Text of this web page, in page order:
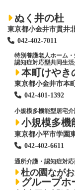
ぬく井の杜
東京都小金井市貫井
042-402-7011
特別養護老人ホーム
認知症対応型共同生
本町けやき
東京都小金井市本
042-401-1392
小規模多機能型居宅
小規模多機
東京都小平市学園
042-402-6611
通所介護・認知症対
杜の園なが
グループホ